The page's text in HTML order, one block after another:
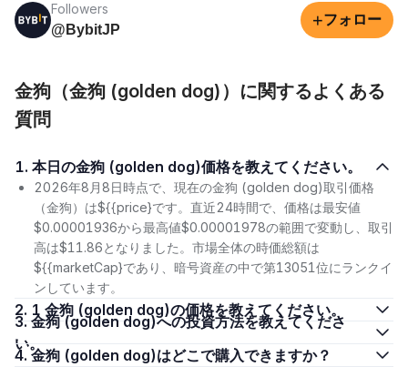
Followers
@BybitJP
+フォロー
金狗（金狗 (golden dog)）に関するよくある
質問
1. 本日の金狗 (golden dog)価格を教えてください。
2026年8月8日時点で、現在の金狗 (golden dog)取引価格
（金狗）は${{price}です。直近24時間で、価格は最安値
$0.00001936から最高値$0.00001978の範囲で変動し、取引
高は$11.86となりました。市場全体の時価総額は
${{marketCap}であり、暗号資産の中で第13051位にランクイ
ンしています。
2. 1 金狗 (golden dog)の価格を教えてください。
3. 金狗 (golden dog)への投資方法を教えてくださ
い。
4. 金狗 (golden dog)はどこで購入できますか？